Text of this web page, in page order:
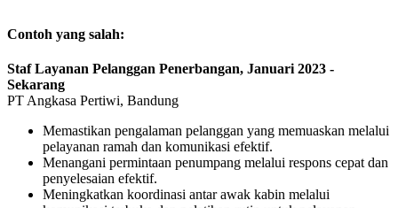
Contoh yang salah:
Staf Layanan Pelanggan Penerbangan, Januari 2023 -
Sekarang
PT Angkasa Pertiwi, Bandung
Memastikan pengalaman pelanggan yang memuaskan melalui
pelayanan ramah dan komunikasi efektif.
Menangani permintaan penumpang melalui respons cepat dan
penyelesaian efektif.
Meningkatkan koordinasi antar awak kabin melalui